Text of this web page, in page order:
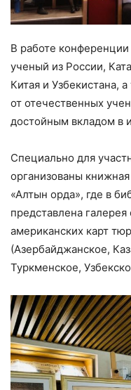
В работе
ученый из России,
Китая и Узбекистана,
от отечественных
достойным вкладом в
Специально для
организованы
«Алтын орда», где в
представлена
американских карт
(Азербайджанское,
Туркменское,